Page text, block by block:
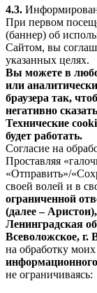
4.3.
При первом
(баннер) об
Сайтом, вы
указанных целях.
Вы можете в
или
браузера так,
негативно
Технические
будет работать.
Согласие на
Проставляя
«Отправить»/
своей волей и в
ограниченной
(далее –
Ленинградская
Всеволожское, г.
на обработку
не ограничиваясь: